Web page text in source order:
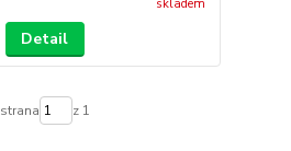
skladem
Detail
strana z 1